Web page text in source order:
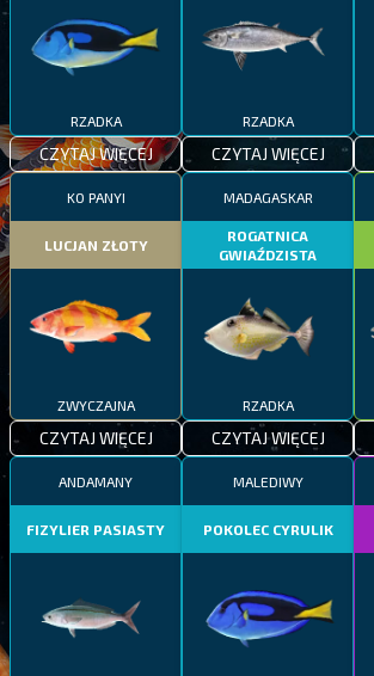
RZADKA
CZYTAJ WIĘCEJ
RZADKA
CZYTAJ WIĘCEJ
KO PANYI
LUCJAN ZŁOTY
ZWYCZAJNA
CZYTAJ WIĘCEJ
MADAGASKAR
ROGATNICA
GWIAŹDZISTA
RZADKA
CZYTAJ WIĘCEJ
ANDAMANY
FIZYLIER PASIASTY
MALEDIWY
POKOLEC CYRULIK